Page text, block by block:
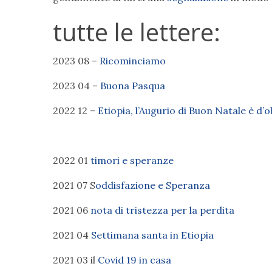
tutte le lettere:
2023 08 – Ricominciamo
2023 04 – Buona Pasqua
2022 12 – Etiopia, l’Augurio di Buon Natale è
2022 01 timori e speranze
2021 07 Soddisfazione e Speranza
2021 06 nota di tristezza per la perdita
2021 04 Settimana santa in Etiopia
2021 03 il Covid 19 in casa